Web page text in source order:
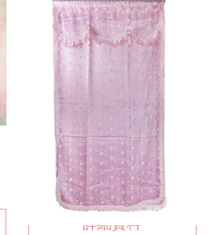
【蕾絲門簾】紫羅蘭
紫色風水簾
詳細資料